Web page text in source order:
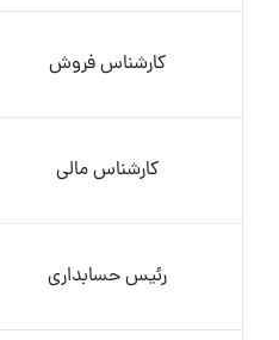
کارشناس فروش
کارشناس مالی
رئیس حسابداری